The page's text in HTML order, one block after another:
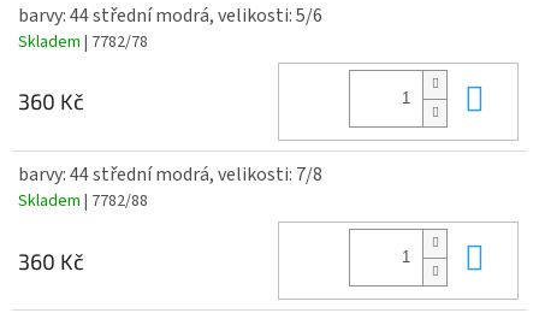
barvy: 44 střední modrá, velikosti: 5/6
Skladem | 7782/78
360 Kč
barvy: 44 střední modrá, velikosti: 7/8
Skladem | 7782/88
360 Kč